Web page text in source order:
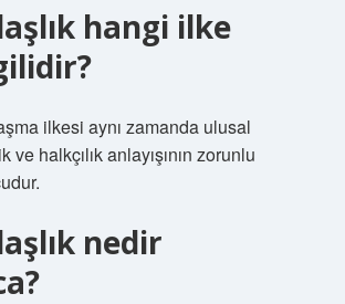
hangi ilke
ilkesi aynı zamanda ulusal
ve halkçılık anlayışının zorunlu
nedir